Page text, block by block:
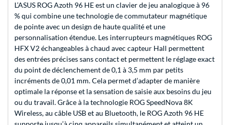
L’ASUS ROG Azoth 96 HE est un clavier de jeu analogique à 96
% qui combine une technologie de commutateur magnétique
de pointe avec un design de haute qualité et une
personnalisation étendue. Les interrupteurs magnétiques ROG
HFX V2 échangeables à chaud avec capteur Hall permettent
des entrées précises sans contact et permettent le réglage exact
du point de déclenchement de 0,1 à 3,5 mm par petits
incréments de 0,01 mm. Cela permet d’adapter de manière
optimale la réponse et la sensation de saisie aux besoins du jeu
ou du travail. Grâce à la technologie ROG SpeedNova 8K
Wireless, au câble USB et au Bluetooth, le ROG Azoth 96 HE